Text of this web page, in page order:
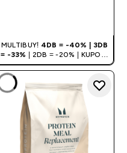
MULTIBUY! 4DB = -40% | 3DB
= -33% | 2DB = -20% | KUPON:
DEALHU